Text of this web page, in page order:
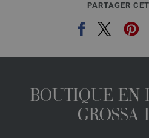
PARTAGER
BOUTIQUE EN
GROSSA